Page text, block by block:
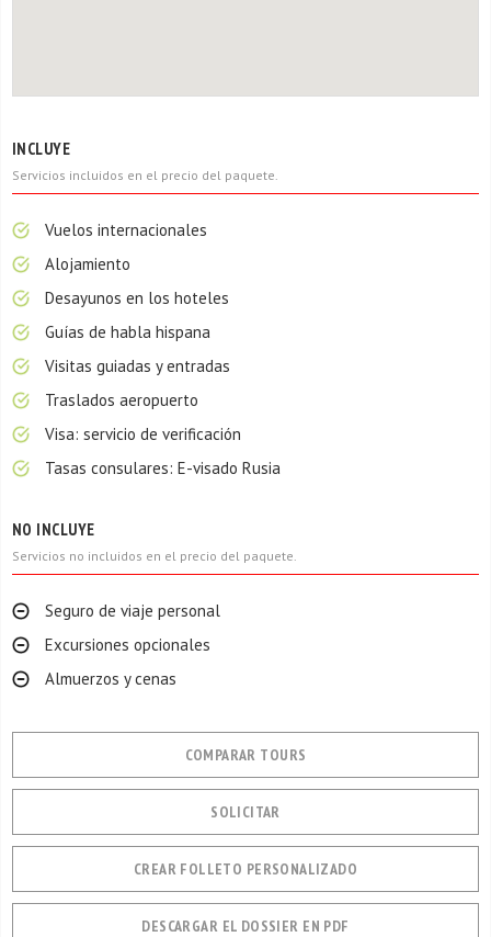
INCLUYE
Servicios incluidos en el precio del paquete.
Vuelos internacionales
Alojamiento
Desayunos en los hoteles
Guías de habla hispana
Visitas guiadas y entradas
Traslados aeropuerto
Visa: servicio de verificación
Tasas consulares: E-visado Rusia
NO INCLUYE
Servicios no incluidos en el precio del paquete.
Seguro de viaje personal
Excursiones opcionales
Almuerzos y cenas
COMPARAR TOURS
SOLICITAR
CREAR FOLLETO PERSONALIZADO
DESCARGAR EL DOSSIER EN PDF